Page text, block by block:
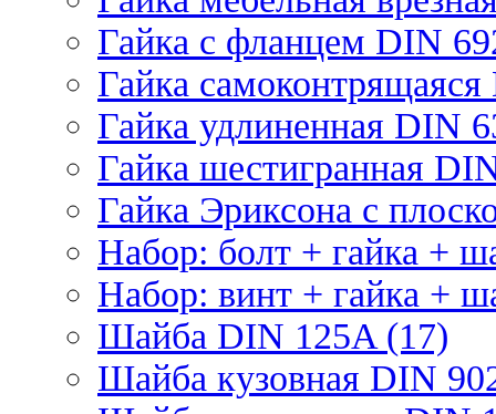
Гайка с фланцем DIN
Гайка
Гайка удлиненная DIN
Гайка шестигранная
Гайка Эриксона с
Набор: болт + гайка +
Набор: винт + гайка +
Шайба DIN 125A (17)
Шайба кузовная DIN